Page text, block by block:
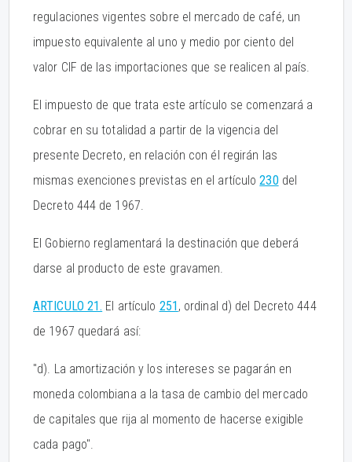
regulaciones vigentes sobre el mercado de café, un
impuesto equivalente al uno y medio por ciento del
valor CIF de las importaciones que se realicen al país.
El impuesto de que trata este artículo se comenzará a
cobrar en su totalidad a partir de la vigencia del
presente Decreto, en relación con él regirán las
mismas exenciones previstas en el artículo230 del
Decreto 444 de 1967.
El Gobierno reglamentará la destinación que deberá
darse al producto de este gravamen.
ARTICULO 21. El artículo 251, ordinal d) del Decreto 444
de 1967 quedará así:
"d). La amortización y los intereses se pagarán en
moneda colombiana a la tasa de cambio del mercado
de capitales que rija al momento de hacerse exigible
cada pago".